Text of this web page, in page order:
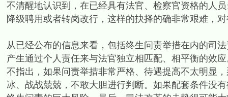
不清醒地认识到，在已经具有法官、检察官资格的人
降级聘用或者转岗改行，这样的抉择的确非常艰难，
从已经公布的信息来看，包括终生问责举措在内的司
产生通过个人责任来与法官独立相匹配、相平衡的效
不指出，如果问责举措非常严格、待遇提高不太明显
冰、战战兢兢，不敢大胆进行判断。如果配套条件没